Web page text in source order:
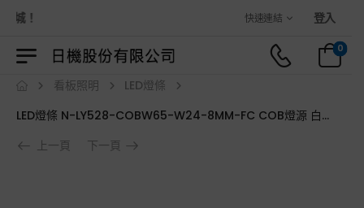
！ 快速連結 登入
0
看板照明
LED燈條
LED燈條 N-LY528-COBW65-W24-8MM-FC COB燈源 白光 6500K IP65 DC24V
上一頁
下一頁